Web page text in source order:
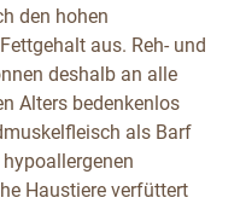
den hohen
aus. Reh- und
deshalb an alle
Alters bedenkenlos
als Barf
Haustiere verfüttert